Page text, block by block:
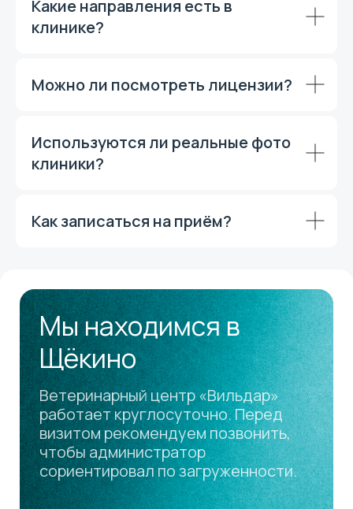
Какие направления есть в
клинике?
Можно ли посмотреть лицензии?
Используются ли реальные фото
клиники?
Как записаться на приём?